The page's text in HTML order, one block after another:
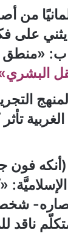
من
على
«منطق
فون
ناقد